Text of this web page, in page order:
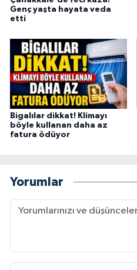
Genç yaşta hayata veda
etti
Bigalılar dikkat! Klimayı
böyle kullanan daha az
fatura ödüyor
Yorumlar